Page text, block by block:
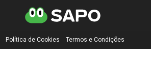
Política de Cookies Termos e Condições